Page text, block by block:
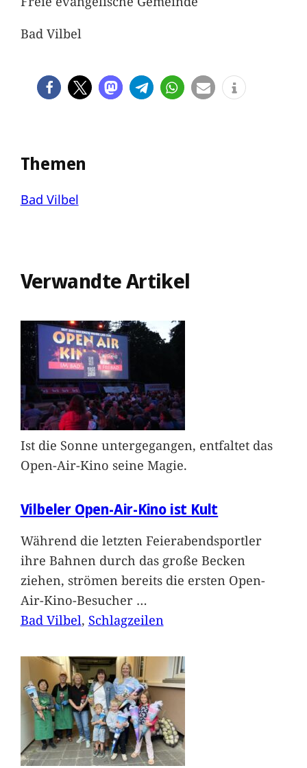
Bad Vilbel
Themen
Bad Vilbel
Verwandte Artikel
Ist die Sonne untergegangen, entfaltet das
Open-Air-Kino seine Magie.
Vilbeler Open-Air-Kino ist Kult
Während die letzten Feierabendsportler
ihre Bahnen durch das große Becken
ziehen, strömen bereits die ersten Open-
Air-Kino-Besucher …
Bad Vilbel, Schlagzeilen